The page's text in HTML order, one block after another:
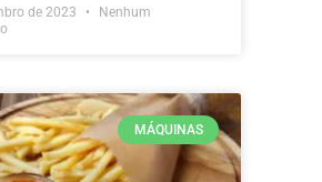
de 2023
Nenhum
MÁQUINAS